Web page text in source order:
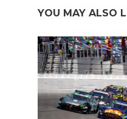
YOU MAY ALSO